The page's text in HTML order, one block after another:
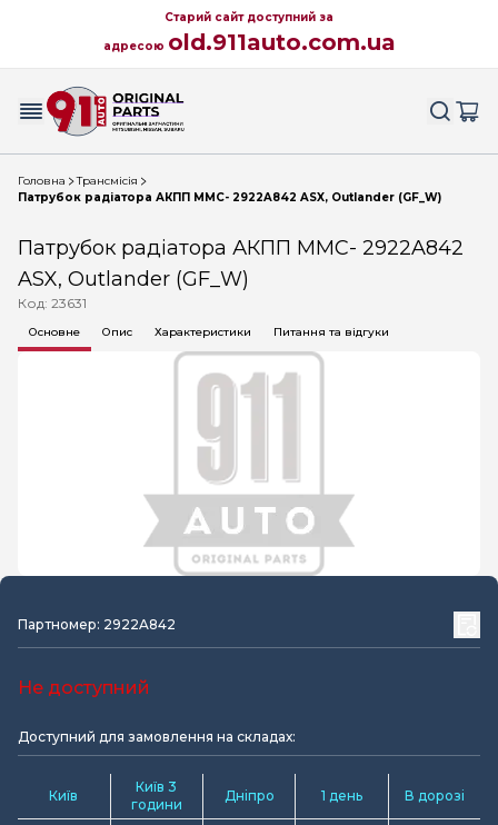
Старий сайт доступний за
адресою old.911auto.com.ua
Головна
Трансмісія
Патрубок радіатора АКПП MMC- 2922A842 ASX, Outlander (GF_W)
Патрубок радіатора АКПП MMC- 2922A842
ASX, Outlander (GF_W)
Код: 23631
Основне Опис Характеристики Питання та відгуки
Партномер: 2922A842
Не доступний
Доступний для замовлення на складах:
Київ
Київ 3
години
Дніпро 1 день В дорозі